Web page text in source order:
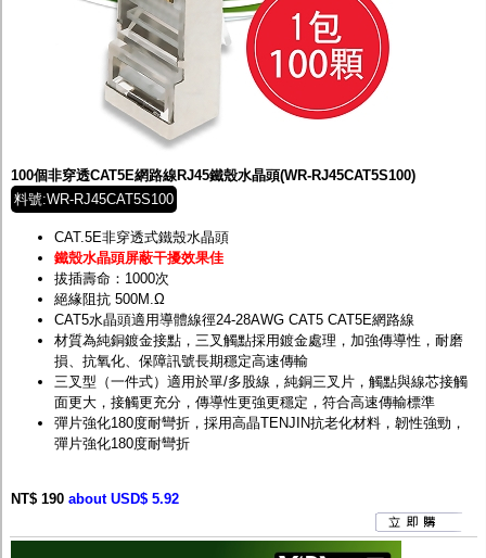
100個非穿透CAT5E網路線RJ45鐵殼水晶頭(WR-RJ45CAT5S100)
料號:WR-RJ45CAT5S100
CAT.5E非穿透式鐵殼水晶頭
鐵殼水晶頭屏蔽干擾效果佳
拔插壽命：1000次
絕緣阻抗 500M.Ω
CAT5水晶頭適用導體線徑24-28AWG CAT5 CAT5E網路線
材質為純銅鍍金接點，三叉觸點採用鍍金處理，加強傳導性，耐磨
損、抗氧化、保障訊號長期穩定高速傳輸
三叉型（一件式）適用於單/多股線，純銅三叉片，觸點與線芯接觸
面更大，接觸更充分，傳導性更強更穩定，符合高速傳輸標準
彈片強化180度耐彎折，採用高晶TENJIN抗老化材料，韌性強勁，
彈片強化180度耐彎折
NT$ 190 about USD$ 5.92